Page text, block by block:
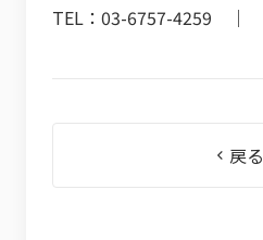
TEL：03-6757-4259 ｜
戻る